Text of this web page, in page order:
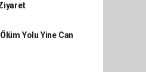
Yolu Yine Can